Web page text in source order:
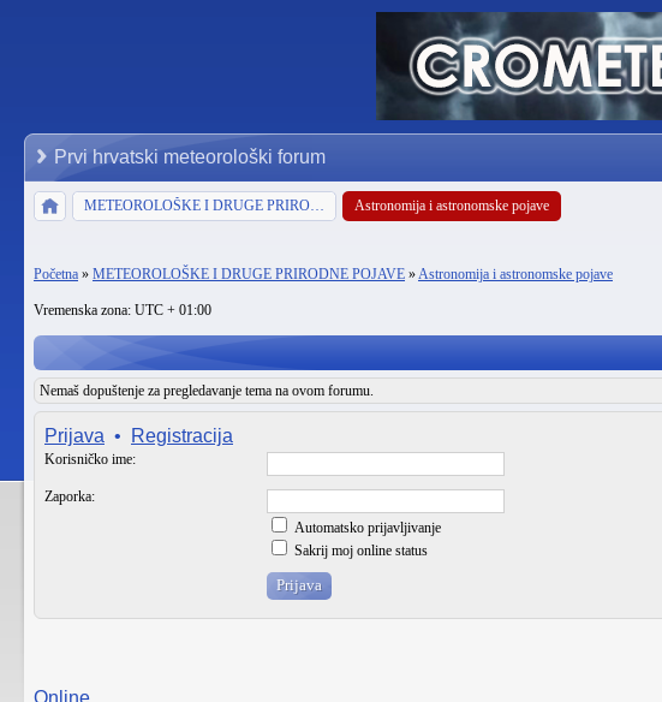
Prvi hrvatski meteorološki forum
METEOROLOŠKE I DRUGE PRIRODNE POJAVE Astronomija i astronomske pojave
Početna » METEOROLOŠKE I DRUGE PRIRODNE POJAVE »Astronomija i astronomske pojave
Vremenska zona: UTC + 01:00
Nemaš dopuštenje za pregledavanje tema na ovom forumu.
Prijava • Registracija
Korisničko ime:
Zaporka:
Automatsko prijavljivanje
Sakrij moj online status
Online